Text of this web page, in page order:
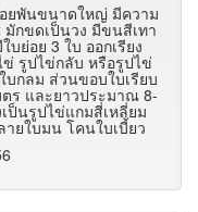
อยพันขนาดใหญ่ มีความ
กขดเป็นวง มีขนสีเทา
ย่อย 3 ใบ ออกเรียง
รูปไข่กลับ หรือรูปไข่
กลม ส่วนขอบใบเรียบ
ร และยาวประมาณ 8-
ป็นรูปไข่แกมสี่เหลี่ยม
ยใบมน โคนใบเบี้ยว